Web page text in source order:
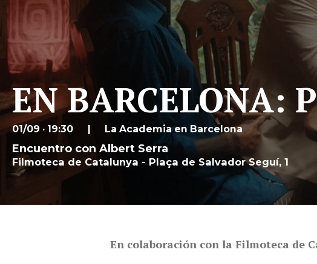
EN BARCELONA:
01/09 · 19:30 La Academia en Barcelona
Encuentro con Albert Serra
Filmoteca de Catalunya - Plaça de Salvador Seguí, 1
En colaboración con la Filmoteca de